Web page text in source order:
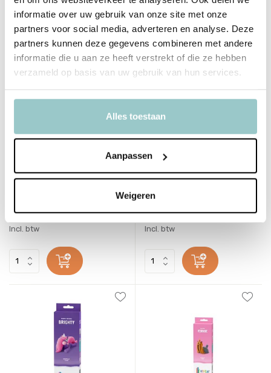
informatie over uw gebruik van onze site met onze
partners voor social media, adverteren en analyse. Deze
partners kunnen deze gegevens combineren met andere
informatie die u aan ze heeft verstrekt of die ze hebben
verzameld op basis van uw gebruik van hun services.
Alles toestaan
Aanpassen
Weigeren
Learning Resources
Incl. btw
Hey Clay
Diverse (1 kleur)
Incl. btw